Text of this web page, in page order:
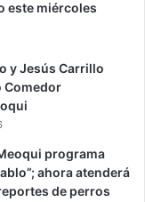
este miércoles
y Jesús Carrillo
Comedor
programa
ahora atenderá
de perros